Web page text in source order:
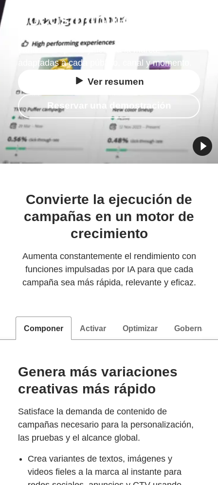
pocos minutos
variantes rápidas y fieles a la marca,
adaptadas a cada público, canal y momento.
Ver resumen
Reservar una demostración
Convierte la ejecución de
campañas en un motor de
crecimiento
Aumenta constantemente el rendimiento con
funciones impulsadas por IA para que cada
campaña sea más rápida, relevante y eficaz.
Componer Activar Optimizar
Genera más variaciones
creativas más rápido
Satisface la demanda de contenido de
campañas necesario para la personalización,
las pruebas y el alcance global.
Crea variantes de textos, imágenes y
videos fieles a la marca al instante para